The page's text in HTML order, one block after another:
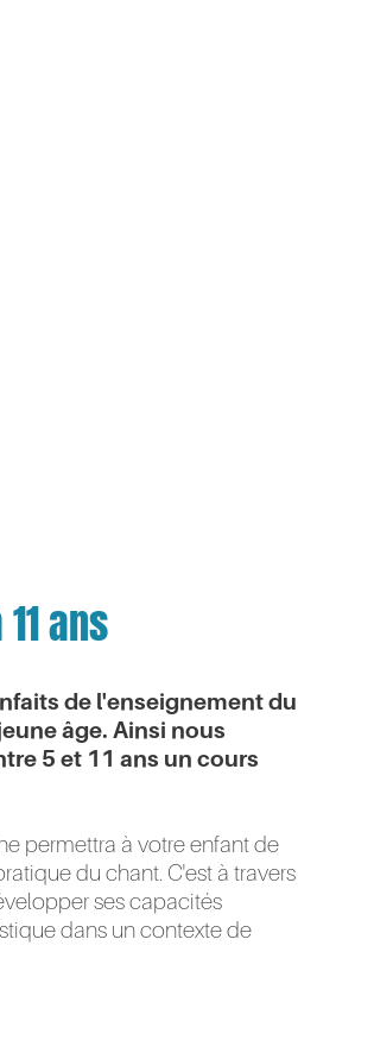
ans
de l'enseignement du
âge. Ainsi nous
5 et 11 ans un cours
permettra à votre enfant de
du chant. C'est à travers
ses capacités
dans un contexte de